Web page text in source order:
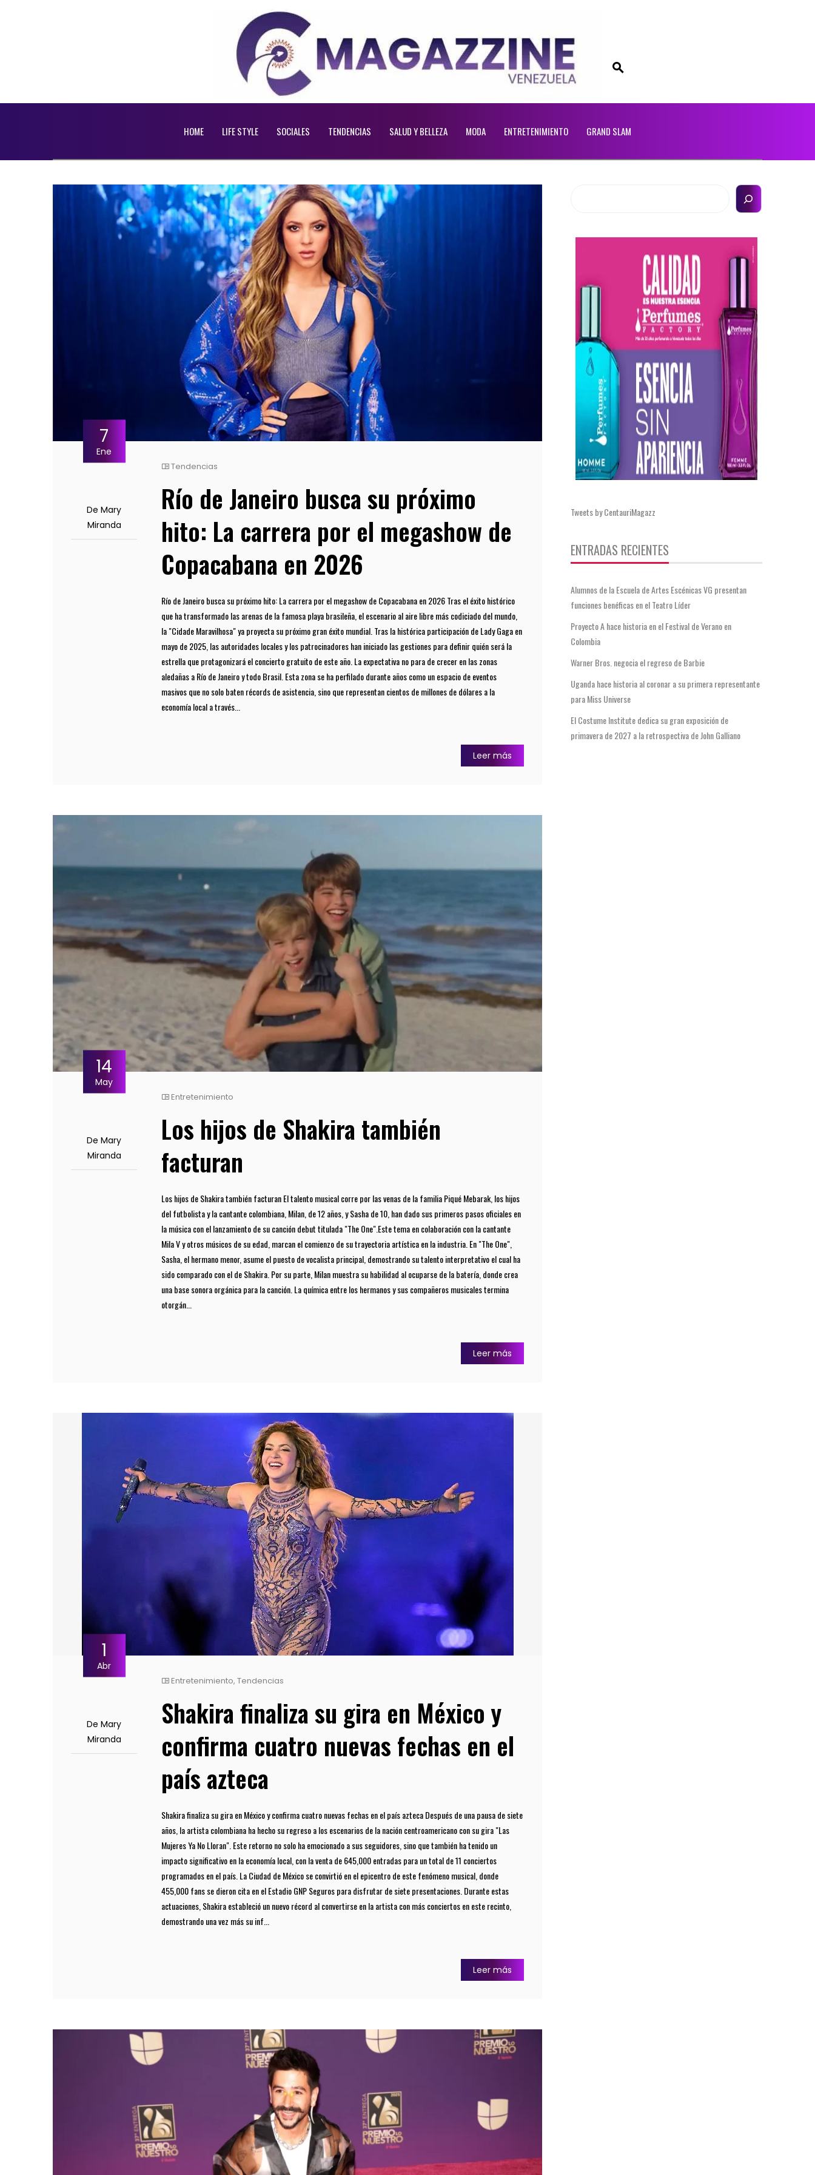
HOME LIFE STYLE SOCIALES TENDENCIAS SALUD Y BELLEZA MODA ENTRETENIMIENTO GRAND SLAM
7
Ene
De Mary
Miranda
Tendencias
Río de Janeiro busca su próximo
hito: La carrera por el megashow de
Copacabana en 2026
Río de Janeiro busca su próximo hito: La carrera por el megashow de Copacabana en 2026 Tras el éxito histórico
que ha transformado las arenas de la famosa playa brasileña, el escenario al aire libre más codiciado del mundo,
la "Cidade Maravilhosa" ya proyecta su próximo gran éxito mundial. Tras la histórica participación de Lady Gaga en
mayo de 2025, las autoridades locales y los patrocinadores han iniciado las gestiones para definir quién será la
estrella que protagonizará el concierto gratuito de este año. La expectativa no para de crecer en las zonas
aledañas a Río de Janeiro y todo Brasil. Esta zona se ha perfilado durante años como un espacio de eventos
masivos que no solo baten récords de asistencia, sino que representan cientos de millones de dólares a la
economía local a través...
Leer más
14
May
De Mary
Miranda
Entretenimiento
Los hijos de Shakira también
facturan
Los hijos de Shakira también facturan El talento musical corre por las venas de la familia Piqué Mebarak, los hijos
del futbolista y la cantante colombiana, Milan, de 12 años, y Sasha de 10, han dado sus primeros pasos oficiales en
la música con el lanzamiento de su canción debut titulada "The One".Este tema en colaboración con la cantante
Mila V y otros músicos de su edad, marcan el comienzo de su trayectoria artística en la industria. En "The One",
Sasha, el hermano menor, asume el puesto de vocalista principal, demostrando su talento interpretativo el cual ha
sido comparado con el de Shakira. Por su parte, Milan muestra su habilidad al ocuparse de la batería, donde crea
una base sonora orgánica para la canción. La química entre los hermanos y sus compañeros musicales termina
otorgán...
Leer más
1
Abr
De Mary
Miranda
Entretenimiento,Tendencias
Shakira finaliza su gira en México y
confirma cuatro nuevas fechas en el
país azteca
Shakira finaliza su gira en México y confirma cuatro nuevas fechas en el país azteca Después de una pausa de siete
años, la artista colombiana ha hecho su regreso a los escenarios de la nación centroamericano con su gira "Las
Mujeres Ya No Lloran". Este retorno no solo ha emocionado a sus seguidores, sino que también ha tenido un
impacto significativo en la economía local, con la venta de 645,000 entradas para un total de 11 conciertos
programados en el país. La Ciudad de México se convirtió en el epicentro de este fenómeno musical, donde
455,000 fans se dieron cita en el Estadio GNP Seguros para disfrutar de siete presentaciones. Durante estas
actuaciones, Shakira estableció un nuevo récord al convertirse en la artista con más conciertos en este recinto,
demostrando una vez más su inf...
Leer más
Tweets by CentauriMagazz
ENTRADAS RECIENTES
Alumnos de la Escuela de Artes Escénicas VG presentan
funciones benéficas en el Teatro Líder
Proyecto A hace historia en el Festival de Verano en
Colombia
Warner Bros. negocia el regreso de Barbie
Uganda hace historia al coronar a su primera representante
para Miss Universe
El Costume Institute dedica su gran exposición de
primavera de 2027 a la retrospectiva de John Galliano